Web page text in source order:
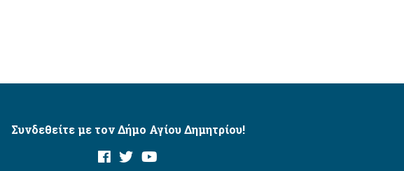
Συνδεθείτε με τον Δήμο Αγίου Δημητρίου!